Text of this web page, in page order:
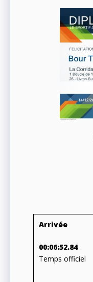
Arrivée
00:06:52.84
Temps officiel